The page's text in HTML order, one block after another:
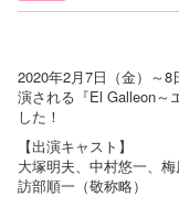
2020年2月7日（金）～
演される『El Galleon～
した！
【出演キャスト】
大塚明夫、中村悠一、
訪部順一（敬称略）